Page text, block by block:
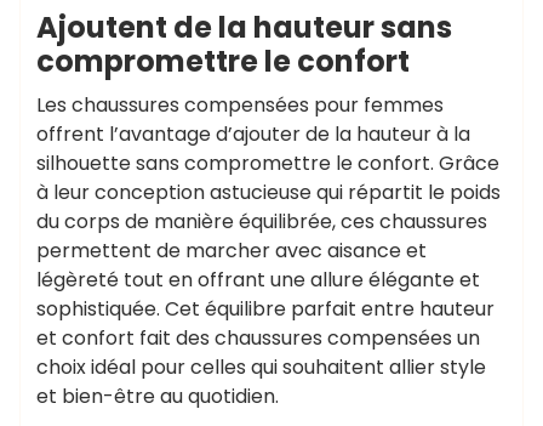
Ajoutent de la hauteur sans
compromettre le confort
Les chaussures compensées pour femmes
offrent l’avantage d’ajouter de la hauteur à la
silhouette sans compromettre le confort. Grâce
à leur conception astucieuse qui répartit le poids
du corps de manière équilibrée, ces chaussures
permettent de marcher avec aisance et
légèreté tout en offrant une allure élégante et
sophistiquée. Cet équilibre parfait entre hauteur
et confort fait des chaussures compensées un
choix idéal pour celles qui souhaitent allier style
et bien-être au quotidien.